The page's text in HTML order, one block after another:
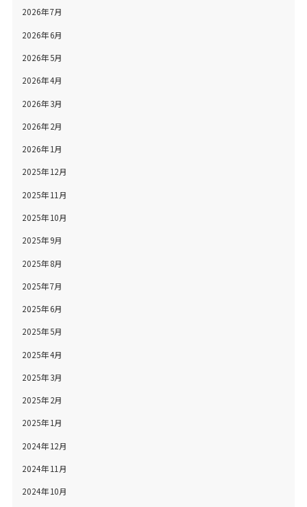
2026年7月
2026年6月
2026年5月
2026年4月
2026年3月
2026年2月
2026年1月
2025年12月
2025年11月
2025年10月
2025年9月
2025年8月
2025年7月
2025年6月
2025年5月
2025年4月
2025年3月
2025年2月
2025年1月
2024年12月
2024年11月
2024年10月